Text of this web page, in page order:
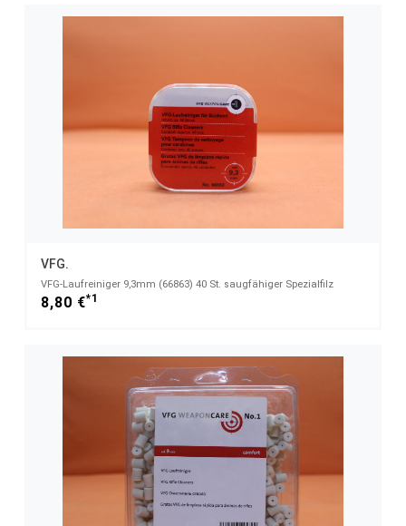
VFG.
VFG-Laufreiniger 9,3mm (66863) 40 St. saugfähiger Spezialfilz
8,80 €*1